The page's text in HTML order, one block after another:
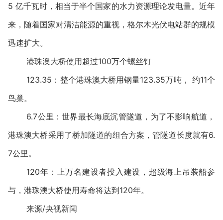
5 亿千瓦时，相当于半个国家的水力资源理论发电量。近年
来，随着国家对清洁能源的重视，格尔木光伏电站群的规模
迅速扩大。
港珠澳大桥使用超过100万个螺丝钉
123.35：整个港珠澳大桥用钢量123.35万吨， 约11个
鸟巢。
6.7公里：世界最长海底沉管隧道，为了不影响航道，
港珠澳大桥采用了桥加隧道的组合方案，管隧道长度就有6.
7公里。
120年：上万名建设者投入建设，超级海上吊装船参
与，港珠澳大桥使用寿命将达到120年。
来源/央视新闻